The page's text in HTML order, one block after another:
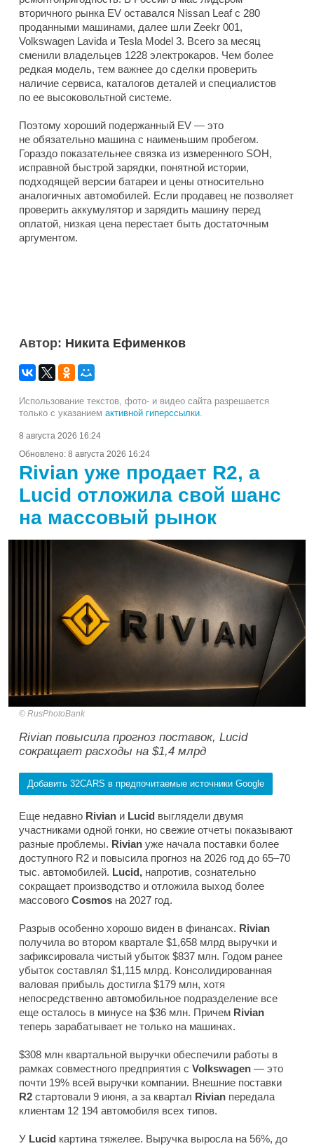
вторичного рынка EV оставался Nissan Leaf с 280
проданными машинами, далее шли Zeekr 001,
Volkswagen Lavida и Tesla Model 3. Всего за месяц
сменили владельцев 1228 электрокаров. Чем более
редкая модель, тем важнее до сделки проверить
наличие сервиса, каталогов деталей и специалистов
по ее высоковольтной системе.
Поэтому хороший подержанный EV — это
не обязательно машина с наименьшим пробегом.
Гораздо показательнее связка из измеренного SOH,
исправной быстрой зарядки, понятной истории,
подходящей версии батареи и цены относительно
аналогичных автомобилей. Если продавец не позволяет
проверить аккумулятор и зарядить машину перед
оплатой, низкая цена перестает быть достаточным
аргументом.
Автор: Никита Ефименков
Использование текстов, фото- и видео сайта разрешается
только с указанием активной гиперссылки.
8 августа 2026 16:24
Обновлено: 8 августа 2026 16:24
Rivian уже продает R2, а
Lucid отложила свой шанс
на массовый рынок
RusPhotoBank
Rivian повысила прогноз поставок, Lucid
сокращает расходы на $1,4 млрд
Добавить 32CARS в предпочитаемые источники Google
Еще недавно Rivian и Lucid выглядели двумя
участниками одной гонки, но свежие отчеты показывают
разные проблемы. Rivian уже начала поставки более
доступного R2 и повысила прогноз на 2026 год до 65–70
тыс. автомобилей. Lucid, напротив, сознательно
сокращает производство и отложила выход более
массового Cosmos на 2027 год.
Разрыв особенно хорошо виден в финансах. Rivian
получила во втором квартале $1,658 млрд выручки и
зафиксировала чистый убыток $837 млн. Годом ранее
убыток составлял $1,115 млрд. Консолидированная
валовая прибыль достигла $179 млн, хотя
непосредственно автомобильное подразделение все
еще осталось в минусе на $36 млн. Причем Rivian
теперь зарабатывает не только на машинах.
$308 млн квартальной выручки обеспечили работы в
рамках совместного предприятия с Volkswagen — это
почти 19% всей выручки компании. Внешние поставки
R2 стартовали 9 июня, а за квартал Rivian передала
клиентам 12 194 автомобиля всех типов.
У Lucid картина тяжелее. Выручка выросла на 56%, до